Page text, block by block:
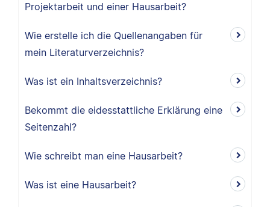
Projektarbeit und einer Hausarbeit?
Wie erstelle ich die Quellenangaben für
mein Literaturverzeichnis?
Was ist ein Inhaltsverzeichnis?
Bekommt die eidesstattliche Erklärung eine
Seitenzahl?
Wie schreibt man eine Hausarbeit?
Was ist eine Hausarbeit?